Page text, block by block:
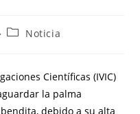
Noticia
Científicas (IVIC)
la palma
debido a su alta